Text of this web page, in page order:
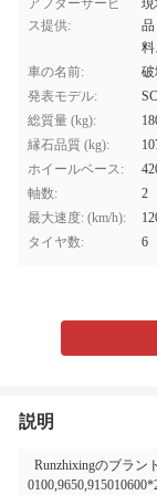
アフターサービ
ス提供:
車の名前:
発表モデル:
総質量 (kg):
縁石品質 (kg):
ホイールベース:
軸数:
2
最大速度: (km/h):
タイヤ数:
6
説明
Runzhixingのブラン